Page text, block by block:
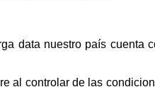
data nuestro país cuenta
al controlar de las